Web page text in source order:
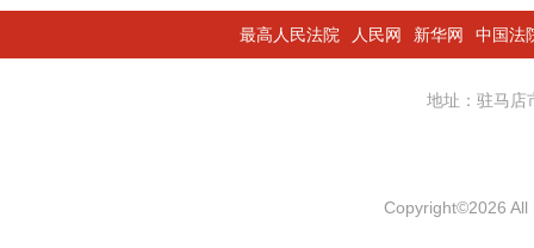
最高人民法院 人民网 新华网 中国法
地址：驻马
Copyright©2026